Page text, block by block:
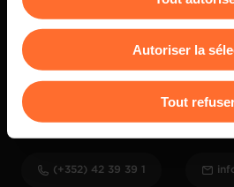
Vous avez la possibilité de
consentement à tout moment en
flottante en bas à gauche de
Pour de plus amples informations
nous utilisons lescookies et
vos données personnelles, vous
protection des données
Autoriser la
Tout
Kontakt
(+352) 42 39 39 1